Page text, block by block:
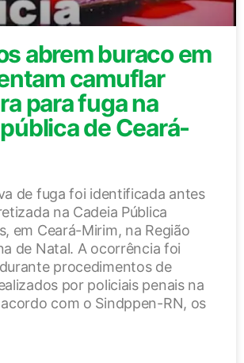
abrem buraco em
camuflar
para fuga na
de Ceará-
de fuga foi identificada antes
na Cadeia Pública
em Ceará-Mirim, na Região
de Natal. A ocorrência foi
procedimentos de
por policiais penais na
com o Sindppen-RN, os